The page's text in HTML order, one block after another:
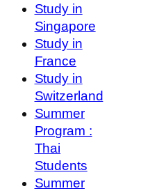
Study in
Singapore
Study in
France
Study in
Switzerland
Summer
Program :
Thai
Students
Summer